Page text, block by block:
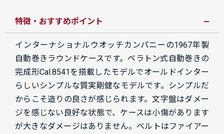
特徴・おすすめポイント
インターナショナルウオッチカンパニーの1967年製
自動巻きラウンドケースです。ペラトン式自動巻きの
完成形Cal.8541を搭載したモデルでオールドインター
らしいシンプルな質実剛健なモデルです。シンプルだ
からこそ造りの良さが感じられます。文字盤はダメー
ジを感じない良好な状態で、ケースは小傷があります
が大きなダメージはありません。ベルトはファイアー